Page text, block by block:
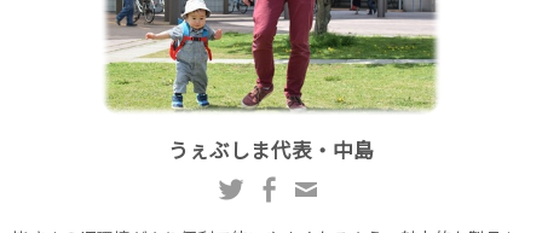
うぇぶしま代表・中島